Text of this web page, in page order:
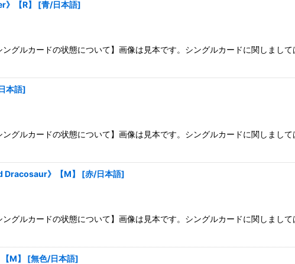
【R】 [青/日本語]
グルカードの状態について】画像は見本です。シングルカードに関しまし
本語]
グルカードの状態について】画像は見本です。シングルカードに関しまし
Dracosaur》【M】 [赤/日本語]
グルカードの状態について】画像は見本です。シングルカードに関しまし
M】 [無色/日本語]